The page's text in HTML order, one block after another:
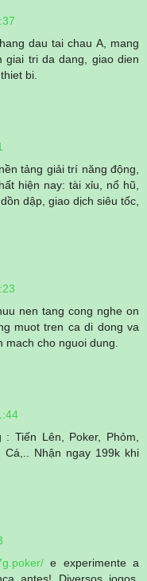
dau tai chau A, mang
giai tri da dang, giao dien
bi.
tảng giải trí năng động,
hiện nay: tài xỉu, nổ hũ,
dập, giao dịch siêu tốc,
nen tang cong nghe on
muot tren ca di dong va
cho nguoi dung.
Tiến Lên, Poker, Phỏm,
Nhận ngay 199k khi
e experimente a